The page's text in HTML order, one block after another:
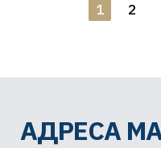
1 2
АДРЕСА